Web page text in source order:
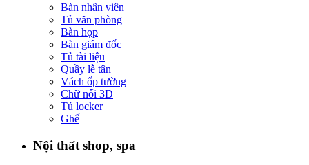
Bàn nhân viên
Tủ văn phòng
Bàn họp
Bàn giám đốc
Tủ tài liệu
Quầy lễ tân
Vách ốp tường
Chữ nổi 3D
Tủ locker
Ghế
Nội thất shop, spa